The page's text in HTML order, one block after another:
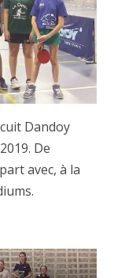
Dandoy
De
avec, à la